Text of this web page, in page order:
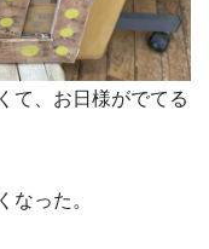
て、お日様がでてる
なった。